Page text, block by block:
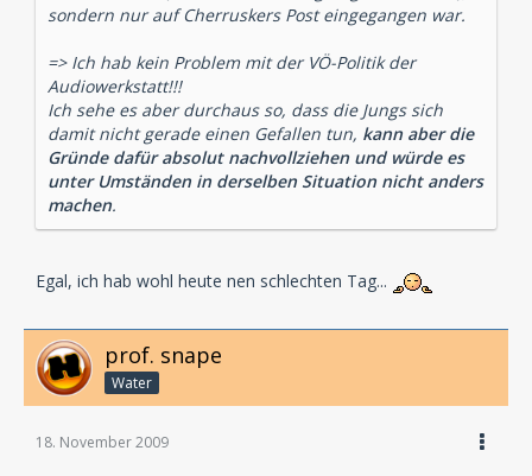
sondern nur auf Cherruskers Post eingegangen war.
=> Ich hab kein Problem mit der VÖ-Politik der
Audiowerkstatt!!!
Ich sehe es aber durchaus so, dass die Jungs sich
damit nicht gerade einen Gefallen tun, kann aber die
Gründe dafür absolut nachvollziehen und würde es
unter Umständen in derselben Situation nicht anders
machen.
Egal, ich hab wohl heute nen schlechten Tag...
prof. snape
Water
18. November 2009